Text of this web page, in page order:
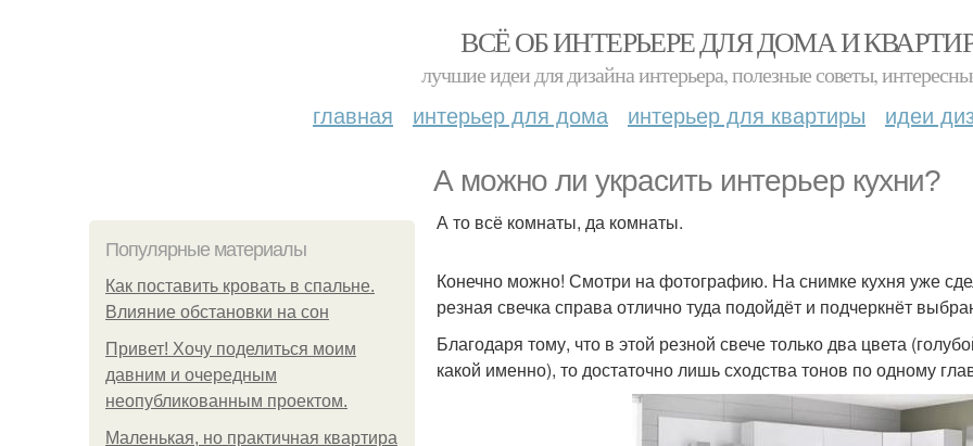
ВСЁ ОБ ИНТЕРЬЕРЕ ДЛЯ ДОМА И
лучшие идеи для дизайна интерьера, полезные советы,
главная интерьер для дома интерьер для квартиры идеи
А можно ли украсить интерьер кухни?
Популярные материалы
Как поставить кровать в спальне.
Влияние обстановки на сон
Привет! Хочу поделиться моим
давним и очередным
неопубликованным проектом.
Маленькая, но практичная квартира
А то всё комнаты, да комнаты.
Конечно можно! Смотри на фотографию. На снимке кухня уже
резная свечка справа отлично туда подойдёт и подчеркнёт
Благодаря тому, что в этой резной свече только два цвета
какой именно), то достаточно лишь сходства тонов по одному